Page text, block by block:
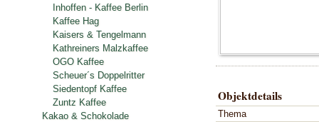
Objektdetails
Thema
Inhoffen - Kaffee Berlin
Kaffee Hag
Kaisers & Tengelmann
Kathreiners Malzkaffee
OGO Kaffee
Scheuer´s Doppelritter
Siedentopf Kaffee
Zuntz Kaffee
Kakao & Schokolade